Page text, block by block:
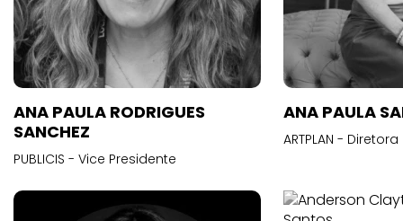
ANA PAULA RODRIGUES
SANCHEZ
PUBLICIS - Vice Presidente
ANA PAULA
ARTPLAN -